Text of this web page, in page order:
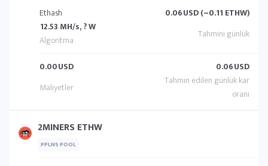
Ethash
12.53 MH/s, ? W
0.06USD (~0.11 ETHW)
0.00USD 0.06USD
2MINERS ETHW
PPLNS POOL